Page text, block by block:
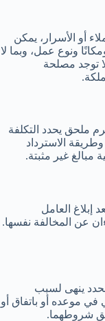
أو الأسرار، يمكن
ونوع عمل، وبما لا
توجد مصلحة
ملحق يحدد التكلفة
وطريقة الاسترداد
مبالغ غير مثبتة.
إبلاغ العامل
عن المخالفة نفسها.
ينهى لسبب
المحدد ينتهي في موعده أو باتفاق أو